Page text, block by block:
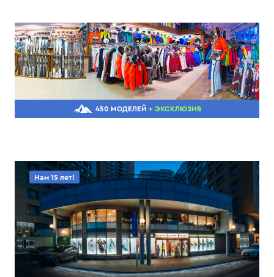
450 МОДЕЛЕЙ + ЭКСКЛЮЗИВ
Нам 15 лет!